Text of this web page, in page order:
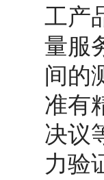
工产
量服
间的
准有
决议
力验